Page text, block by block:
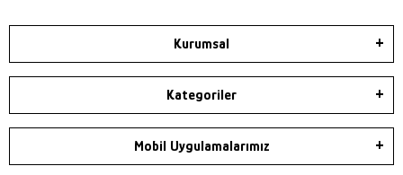
Kurumsal
Kategoriler
Mobil Uygulamalarımız